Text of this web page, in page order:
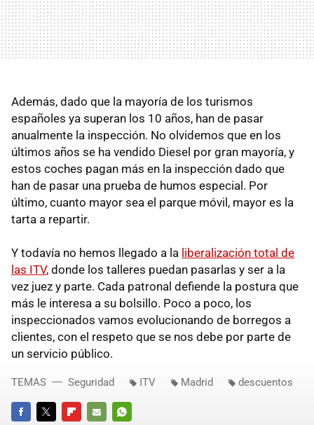
Además, dado que la mayoría de los turismos
españoles ya superan los 10 años, han de pasar
anualmente la inspección. No olvidemos que en los
últimos años se ha vendido Diesel por gran mayoría, y
estos coches pagan más en la inspección dado que
han de pasar una prueba de humos especial. Por
último, cuanto mayor sea el parque móvil, mayor es la
tarta a repartir.
Y todavía no hemos llegado a la liberalización total de
las ITV, donde los talleres puedan pasarlas y ser a la
vez juez y parte. Cada patronal defiende la postura que
más le interesa a su bolsillo. Poco a poco, los
inspeccionados vamos evolucionando de borregos a
clientes, con el respeto que se nos debe por parte de
un servicio público.
TEMAS Seguridad ITV Madrid descuentos